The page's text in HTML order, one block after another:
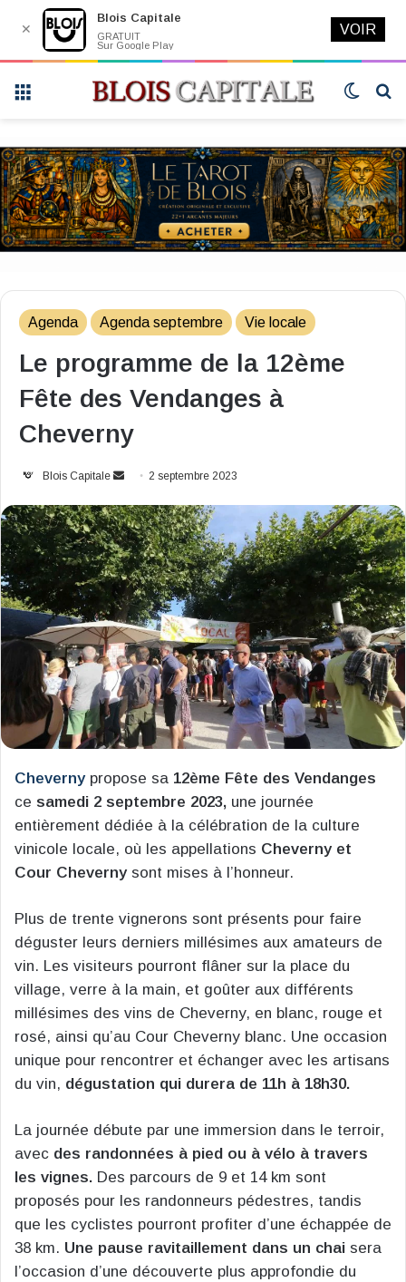
Switch
Agenda Agenda septembre Vie locale
Le programme de la 12ème
Fête des Vendanges à
Cheverny
Blois Capitale
Envoyer
courriel
2 septembre 2023
Chevernypropose sa 12ème Fête des Vendanges
ce samedi 2 septembre 2023, une journée
entièrement dédiée à la célébration de la culture
vinicole locale, où les appellations Cheverny et
Cour Chevernysont mises à l’honneur.
Plus de trente vignerons sont présents pour faire
déguster leurs derniers millésimes aux amateurs de
vin. Les visiteurs pourront flâner sur la place du
village, verre à la main, et goûter aux différents
millésimes des vins de Cheverny, en blanc, rouge et
rosé, ainsi qu’au Cour Cheverny blanc. Une occasion
unique pour rencontrer et échanger avec les artisans
du vin, dégustation qui durera de 11h à 18h30.
La journée débute par une immersion dans le terroir,
avec des randonnées à pied ou à vélo à travers
les vignes. Des parcours de 9 et 14 km sont
proposés pour les randonneurs pédestres, tandis
que les cyclistes pourront profiter d’une échappée de
38 km. Une pause ravitaillement dans un chai sera
l’occasion d’une découverte plus approfondie du
✕
Blois Capitale
GRATUIT
Sur Google Play
VOIR